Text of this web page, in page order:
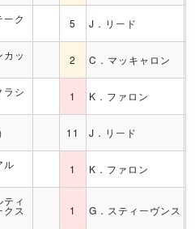
ク 5 J．リード
ッ 2 C．マッキャロン
ラシ 1 K．ファロン
11 J．リード
ル 1 K．ファロン
ィ
クス 1 G．スティーヴンス